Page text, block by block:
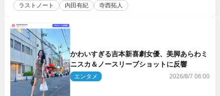
ラストノート 内田有紀 寺西拓人
かわいすぎる吉本新喜劇女優、美脚あらわミ
ニスカ＆ノースリーブショットに反響
エンタメ 2026/8/7 06:00